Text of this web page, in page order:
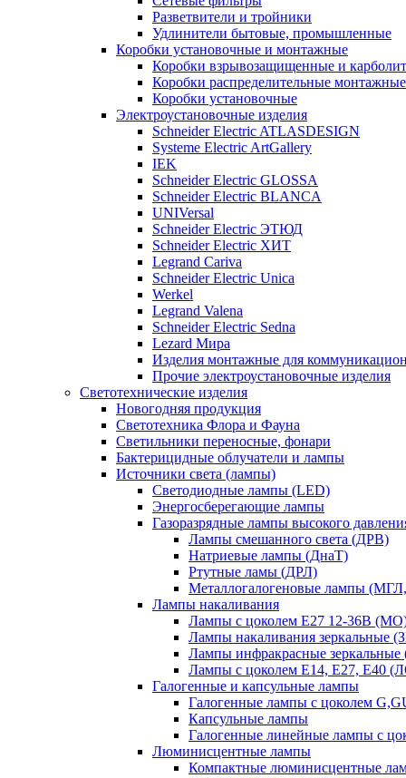
Разветвители и тройники
Удлинители бытовые, промышленные
Коробки установочные и монтажные
Коробки взрывозащищенные и
Коробки распределительные монтажные
Коробки установочные
Электроустановочные изделия
Schneider Electric ATLASDESIGN
Systeme Electric ArtGallery
IEK
Schneider Electric GLOSSA
Schneider Electric BLANCA
UNIVersal
Schneider Electric ЭТЮД
Schneider Electric ХИТ
Legrand Cariva
Schneider Electric Unica
Werkel
Legrand Valena
Schneider Electric Sedna
Lezard Мира
Изделия монтажные для
Прочие электроустановочные изделия
Светотехнические изделия
Новогодняя продукция
Светотехника Флора и Фауна
Светильники переносные, фонари
Бактерицидные облучатели и лампы
Источники света (лампы)
Светодиодные лампы (LED)
Энергосберегающие лампы
Газоразрядные лампы высокого
Лампы смешанного света (ДРВ)
Натриевые лампы (ДнаТ)
Ртутные ламы (ДРЛ)
Металлогалогеновые лампы
Лампы накаливания
Лампы с цоколем Е27 12-36В
Лампы накаливания зеркальные
Лампы инфракрасные
Лампы с цоколем Е14, Е27, Е40
Галогенные и капсульные лампы
Галогенные лампы с цоколем
Капсульные лампы
Галогенные линейные лампы с
Люминисцентные лампы
Компактные люминисцентные